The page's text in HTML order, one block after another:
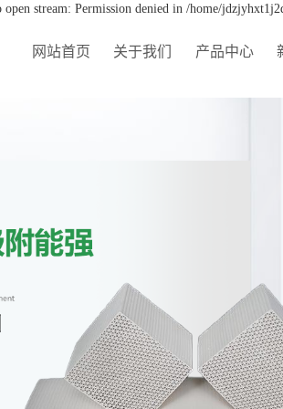
stream: Permission denied in /home/
网站首页 关于我们 产品中心